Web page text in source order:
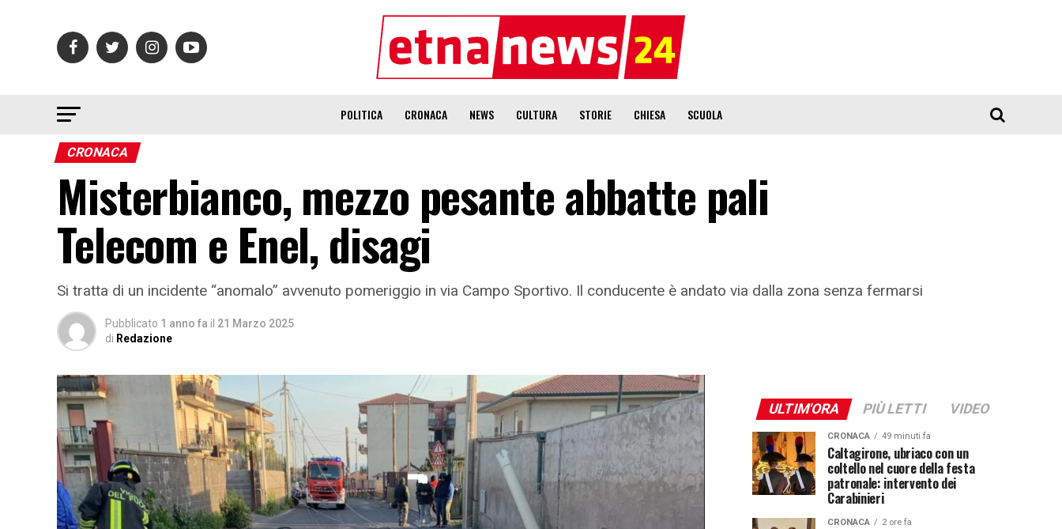
POLITICA CRONACA NEWS CULTURA STORIE CHIESA SCUOLA
CRONACA
Misterbianco, mezzo pesante abbatte pali
Telecom e Enel, disagi
Si tratta di un incidente “anomalo” avvenuto pomeriggio in via Campo Sportivo. Il conducente è andato via dalla zona senza fermarsi
Pubblicato 1 anno fa il 21 Marzo 2025
di Redazione
ULTIM'ORA PIÙ LETTI VIDEO
CRONACA 49 minuti fa
Caltagirone, ubriaco con un
coltello nel cuore della festa
patronale: intervento dei
Carabinieri
CRONACA 2 ore fa